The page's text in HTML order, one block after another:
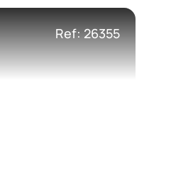
Ref: 26355